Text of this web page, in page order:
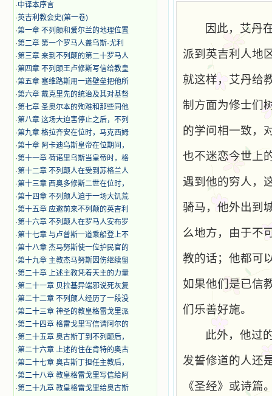
·中译本序言
·英吉利教会史(第一卷)
·第一章 不列颠和爱尔兰的地理位置
·第二章 第一个罗马人盖乌斯·尤利
·第三章 来到不列颠的第二十罗马人
·第四章 不列颠王卢修斯写信给教皇
·第五章 塞维路斯用一道壁垒把他所
·第六章 戴克里先的统治及其对基督
·第七章 圣奥尔本的殉难和那些同他
·第八章 这场大迫害停止之后，不列
·第九章 格拉齐安在位时，马克西姆
·第十章 阿卡迪乌斯皇帝在位期间，
·第十一章 荷诺里乌斯当皇帝时，格
·第十二章 不列颠人在受到苏格兰人
·第十三章 西奥多修斯二世在位时，
·第十四章 不列颠人迫于一场大饥荒
·第十五章 应邀前来不列颠的英吉利
·第十六章 不列颠人在罗马人安布罗
·第十七章 与卢普斯一道乘船登上不
·第十八章 杰马努斯使一位护民官的
·第十九章 主教杰马努斯因伤继续留
·第二十章 上述主教凭着天主的力量
·第二十一章 贝拉基异端邪说死灰复
·第二十二章 不列颠人经历了一段没
·第二十三章 神圣的教皇格雷戈里派
·第二十四章 格雷戈里写信请阿尔的
·第二十五章 奥古斯丁到不列颠后，
·第二十六章 上述的住在肯特的奥古
·第二十七章 奥古斯丁担任主教后，
·第二十八章 教皇格雷戈里写信给阿
·第二十九章 教皇格雷戈里给奥古斯
因此，艾丹
派到英吉利人地
就这样，艾丹给
制方面为修士们
的学问相一致，
也不迷恋今世上
遇到他的穷人，
骑马，他外出到
么地方，由于不
教的话；他都可
如果他们是已信
们乐善好施。
此外，他过
发誓修道的人还
《圣经》或诗